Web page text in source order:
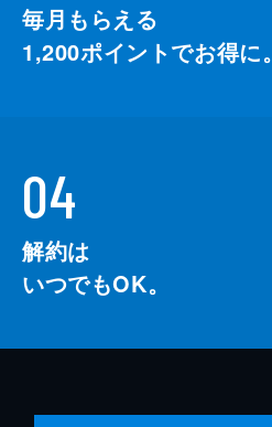
毎月もらえる
1,200ポイントでお得に。
04
解約は
いつでもOK。